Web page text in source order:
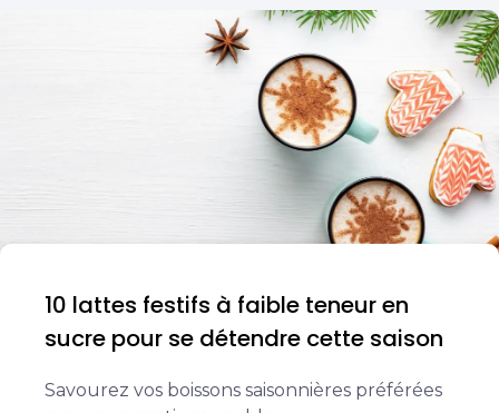
10 lattes festifs à faible teneur en
sucre pour se détendre cette saison
Savourez vos boissons saisonnières préférées